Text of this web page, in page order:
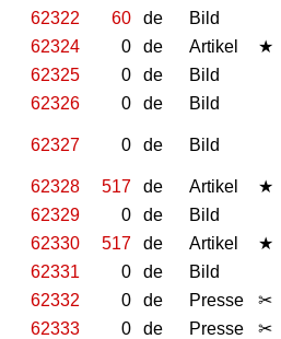
62322
60 de Bild
62324
0 de Artikel ★
62325
0 de Bild
62326
0 de Bild
62327 0 de Bild
62328
517 de Artikel ★
62329
0 de Bild
62330
517 de Artikel ★
62331
0 de Bild
62332
0 de Presse ✂
62333
0 de Presse ✂